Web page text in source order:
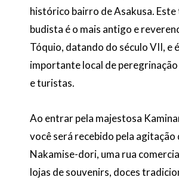
histórico bairro de Asakusa. Este
budista é o mais antigo e
Tóquio, datando do século VII, e
importante local de peregrinação
e turistas.
Ao entrar pela majestosa
você será recebido pela agitação
Nakamise-dori, uma rua
lojas de souvenirs, doces